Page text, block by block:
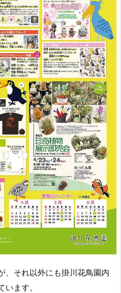
、それ以外にも掛川花鳥園内
ます。